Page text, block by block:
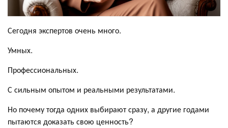
Сегодня экспертов очень много.
Умных.
Профессиональных.
С сильным опытом и реальными результатами.
Но почему тогда одних выбирают сразу, а другие годами
пытаются доказать свою ценность?